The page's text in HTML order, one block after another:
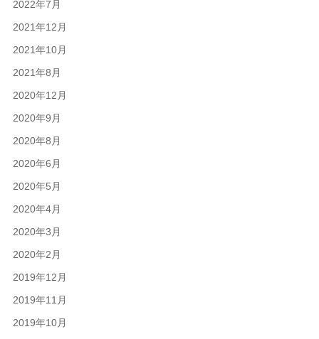
2022年7月
2021年12月
2021年10月
2021年8月
2020年12月
2020年9月
2020年8月
2020年6月
2020年5月
2020年4月
2020年3月
2020年2月
2019年12月
2019年11月
2019年10月